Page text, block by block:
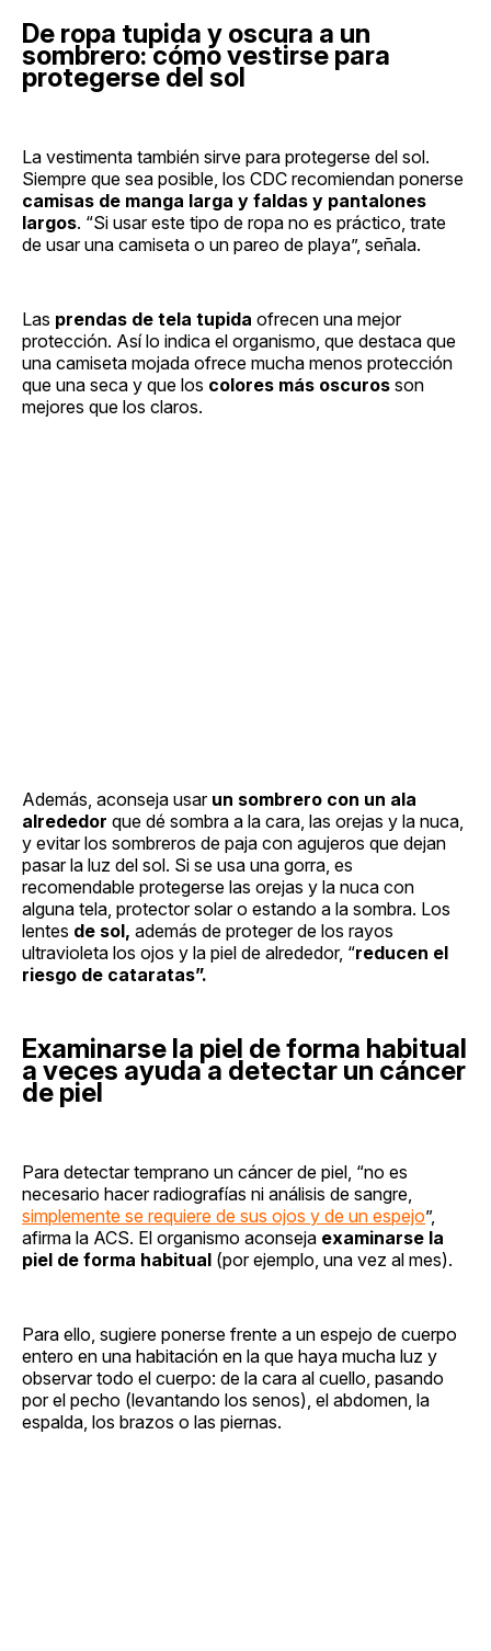
De ropa tupida y oscura a un
sombrero: cómo vestirse para
protegerse del sol
La vestimenta también sirve para protegerse del sol.
Siempre que sea posible, los CDC recomiendan ponerse
camisas de manga larga y faldas y pantalones
largos. “Si usar este tipo de ropa no es práctico, trate
de usar una camiseta o un pareo de playa”, señala.
Las prendas de tela tupida ofrecen una mejor
protección. Así lo indica el organismo, que destaca que
una camiseta mojada ofrece mucha menos protección
que una seca y que los colores más oscuros son
mejores que los claros.
Además, aconseja usarun sombrero con un ala
alrededor que dé sombra a la cara, las orejas y la nuca,
y evitar los sombreros de paja con agujeros que dejan
pasar la luz del sol. Si se usa una gorra, es
recomendable protegerse las orejas y la nuca con
alguna tela, protector solar o estando a la sombra. Los
lentes de sol, además de proteger de los rayos
ultravioleta los ojos y la piel de alrededor, “reducen el
riesgo de cataratas”.
Examinarse la piel de forma habitual
a veces ayuda a detectar un cáncer
de piel
Para detectar temprano un cáncer de piel, “no es
necesario hacer radiografías ni análisis de sangre,
simplemente se requiere de sus ojos y de un espejo”,
afirma la ACS. El organismo aconseja examinarse la
piel de forma habitual (por ejemplo, una vez al mes).
Para ello, sugiere ponerse frente a un espejo de cuerpo
entero en una habitación en la que haya mucha luz y
observar todo el cuerpo: de la cara al cuello, pasando
por el pecho (levantando los senos), el abdomen, la
espalda, los brazos o las piernas.